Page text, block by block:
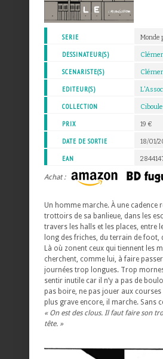
SERIE Monde
DESSINATEUR(S)
SCENARISTE(S)
EDITEUR(S)
COLLECTION
PRIX 19 €
DATE DE SORTIE 18/01/
EAN
Achat :
Un homme marche. À une cadence
trottoirs de sa banlieue, dans les
travers les halls et les places, entre
long des friches, du terrain de foot,
Là où zonent ceux qui tiennent les
cherchent, comme lui, à faire
journées trop longues. Trop
sentir inutile car il n’y a pas de
pas boire, ne pas jouer aux
plus grave encore, il marche. Sans
« On est des clous. Il faut faire son
tête. »